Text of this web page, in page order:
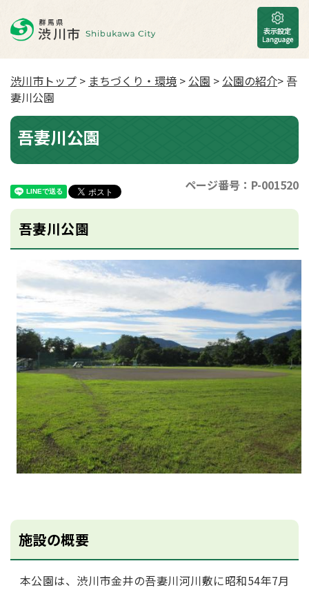
渋川市トップ > まちづくり・環境 > 公園 > 公園の紹介> 吾
妻川公園
吾妻川公園
ページ番号：P-001520
吾妻川公園
施設の概要
本公園は、渋川市金井の吾妻川河川敷に昭和54年7月